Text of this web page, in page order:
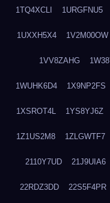
1TQ4XCLI 1URGFNU5
1UXXH5X4 1V2M00OW
1VV8ZAHG
1WUHK6D4 1X9NP2FS
1XSROT4L 1YS8YJ6Z
1Z1US2M8 1ZLGWTF7
2110Y7UD 21J9UIA6
22RDZ3DD 22S5F4PR